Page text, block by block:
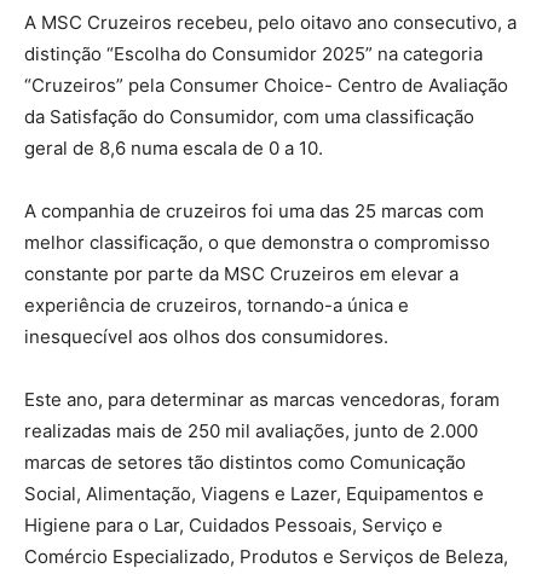
A MSC Cruzeiros recebeu, pelo oitavo ano consecutivo, a
distinção “Escolha do Consumidor 2025” na categoria
“Cruzeiros” pela Consumer Choice- Centro de Avaliação
da Satisfação do Consumidor, com uma classificação
geral de 8,6 numa escala de 0 a 10.
A companhia de cruzeiros foi uma das 25 marcas com
melhor classificação, o que demonstra o compromisso
constante por parte da MSC Cruzeiros em elevar a
experiência de cruzeiros, tornando-a única e
inesquecível aos olhos dos consumidores.
Este ano, para determinar as marcas vencedoras, foram
realizadas mais de 250 mil avaliações, junto de 2.000
marcas de setores tão distintos como Comunicação
Social, Alimentação, Viagens e Lazer, Equipamentos e
Higiene para o Lar, Cuidados Pessoais, Serviço e
Comércio Especializado, Produtos e Serviços de Beleza,